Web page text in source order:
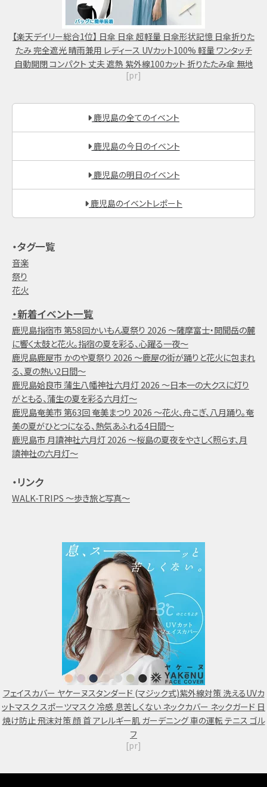
【楽天デイリー総合1位】 日傘 日傘 超軽量 日傘形状記憶 日傘折りた
たみ 完全遮光 晴雨兼用 レディース UVカット100% 軽量 ワンタッチ
自動開閉 コンパクト 丈夫 遮熱 紫外線100カット 折りたたみ傘 無地
[pr]
鹿児島の全てのイベント
鹿児島の今日のイベント
鹿児島の明日のイベント
鹿児島のイベントレポート
・タグ一覧
音楽
祭り
花火
・新着イベント一覧
鹿児島指宿市 第58回かいもん夏祭り 2026 ～薩摩富士・開聞岳の麓
に響く太鼓と花火。指宿の夏を彩る、心躍る一夜～
鹿児島鹿屋市 かのや夏祭り 2026 ～鹿屋の街が踊りと花火に包まれ
る、夏の熱い2日間～
鹿児島姶良市 蒲生八幡神社六月灯 2026 ～日本一の大クスに灯り
がともる、蒲生の夏を彩る六月灯～
鹿児島奄美市 第63回 奄美まつり 2026 ～花火、舟こぎ、八月踊り。奄
美の夏がひとつになる、熱気あふれる4日間～
鹿児島市 月讀神社六月灯 2026 ～桜島の夏夜をやさしく照らす、月
讀神社の六月灯～
・リンク
WALK-TRIPS ～歩き旅と写真～
フェイスカバー ヤケーヌスタンダード (マジック式)紫外線対策 洗えるUVカ
ットマスク スポーツマスク 冷感 息苦しくない ネックカバー ネックガード 日
焼け防止 飛沫対策 顔 首 アレルギー肌 ガーデニング 車の運転 テニス ゴル
フ
[pr]